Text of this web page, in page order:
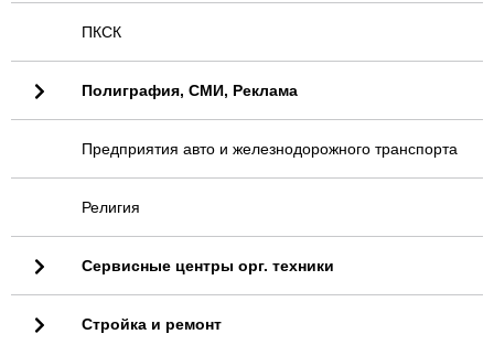
ПКСК
Полиграфия, СМИ, Реклама
Предприятия авто и железнодорожного транспорта
Религия
Сервисные центры орг. техники
Стройка и ремонт